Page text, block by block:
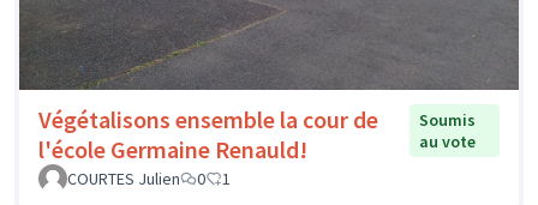
Végétalisons ensemble la cour de
l'école Germaine Renauld!
Soumis
au vote
COURTES Julien
0 1